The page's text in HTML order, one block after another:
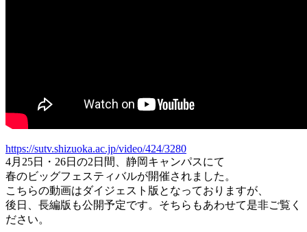
https://sutv.shizuoka.ac.jp/video/424/3280
4月25日・26日の2日間、静岡キャンパスにて
春のビッグフェスティバルが開催されました。
こちらの動画はダイジェスト版となっておりますが、
後日、長編版も公開予定です。そちらもあわせて是非ご覧く
ださい。